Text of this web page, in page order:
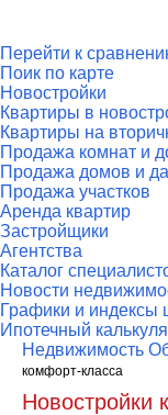
Перейти к
Поик по карте
Новостройки
Квартиры в
Квартиры на
Продажа комнат и
Продажа домов и
Продажа участков
Аренда квартир
Застройщики
Агентства
Каталог
Новости
Графики и индексы
Ипотечный
Недвижимость
комфорт-класса
Новостройки